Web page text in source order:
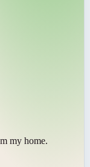
my home.